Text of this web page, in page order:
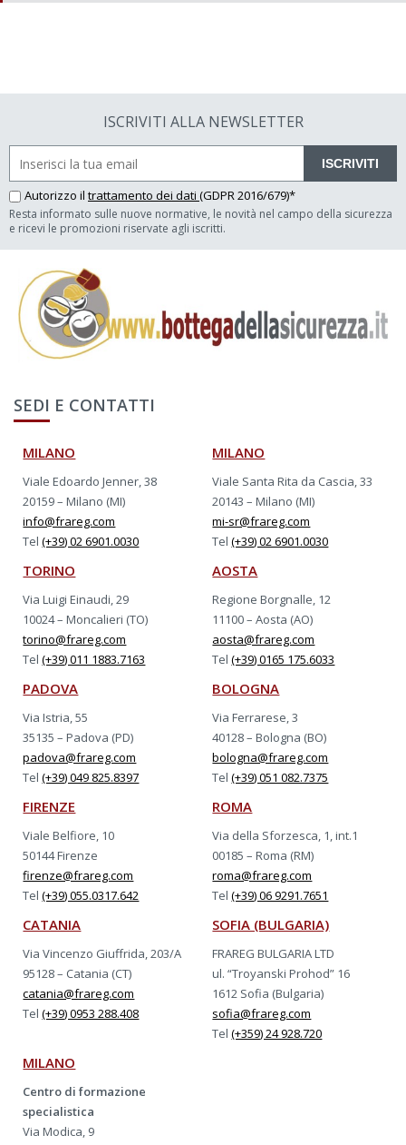
ISCRIVITI ALLA NEWSLETTER
ISCRIVITI
Autorizzo il trattamento dei dati (GDPR 2016/679)*
Resta informato sulle nuove normative, le novità nel campo della sicurezza
e ricevi le promozioni riservate agli iscritti.
SEDI E CONTATTI
MILANO
Viale Edoardo Jenner, 38
20159 – Milano (MI)
info@frareg.com
Tel(+39) 02 6901.0030
MILANO
Viale Santa Rita da Cascia, 33
20143 – Milano (MI)
mi-sr@frareg.com
Tel(+39) 02 6901.0030
TORINO
Via Luigi Einaudi, 29
10024 – Moncalieri (TO)
torino@frareg.com
Tel(+39) 011 1883.7163
AOSTA
Regione Borgnalle, 12
11100 – Aosta (AO)
aosta@frareg.com
Tel(+39) 0165 175.6033
PADOVA
Via Istria, 55
35135 – Padova (PD)
padova@frareg.com
Tel(+39) 049 825.8397
BOLOGNA
Via Ferrarese, 3
40128 – Bologna (BO)
bologna@frareg.com
Tel(+39) 051 082.7375
FIRENZE
Viale Belfiore, 10
50144 Firenze
firenze@frareg.com
Tel(+39) 055.0317.642
ROMA
Via della Sforzesca, 1, int.1
00185 – Roma (RM)
roma@frareg.com
Tel(+39) 06 9291.7651
CATANIA
Via Vincenzo Giuffrida, 203/A
95128 – Catania (CT)
catania@frareg.com
Tel(+39) 0953 288.408
SOFIA (BULGARIA)
FRAREG BULGARIA LTD
ul. “Troyanski Prohod” 16
1612 Sofia (Bulgaria)
sofia@frareg.com
Tel(+359) 24 928.720
MILANO
Centro di formazione
specialistica
Via Modica, 9